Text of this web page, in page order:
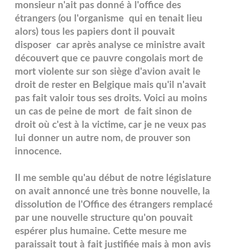
monsieur n'ait pas donné à l'office des
étrangers (ou l'organisme qui en tenait lieu
alors) tous les papiers dont il pouvait
disposer car après analyse ce ministre avait
découvert que ce pauvre congolais mort de
mort violente sur son siège d'avion avait le
droit de rester en Belgique mais qu'il n'avait
pas fait valoir tous ses droits. Voici au moins
un cas de peine de mort de fait sinon de
droit où c'est à la victime, car je ne veux pas
lui donner un autre nom, de prouver son
innocence.
Il me semble qu'au début de notre législature
on avait annoncé une très bonne nouvelle, la
dissolution de l'Office des étrangers remplacé
par une nouvelle structure qu'on pouvait
espérer plus humaine. Cette mesure me
paraissait tout à fait justifiée mais à mon avis